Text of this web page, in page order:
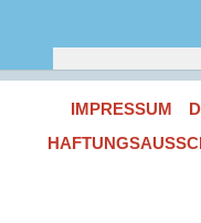
IMPRESSUM